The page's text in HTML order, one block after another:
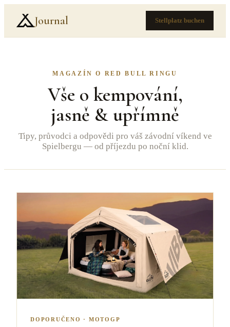
Journal Stellplatz buchen
MAGAZÍN O RED BULL RINGU
Vše o kempování,
jasně & upřímně
Tipy, průvodci a odpovědi pro váš závodní víkend ve
Spielbergu — od příjezdu po noční klid.
DOPORUČENO · MOTOGP